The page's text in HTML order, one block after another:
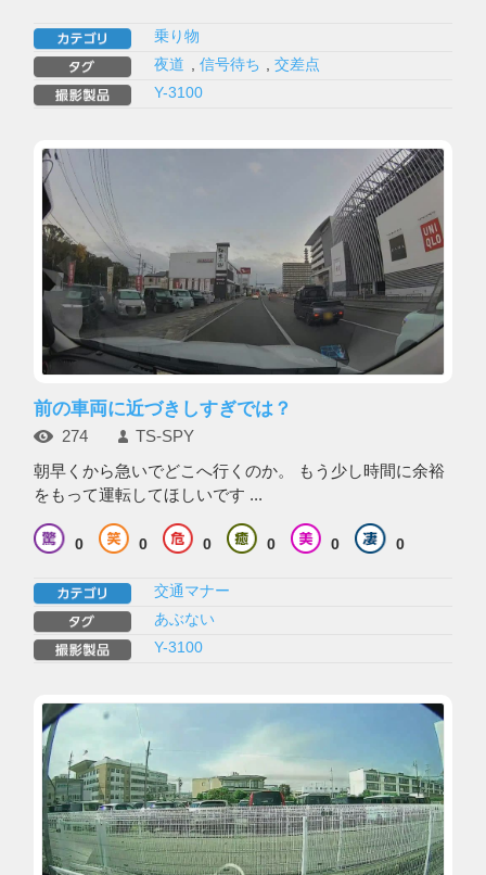
乗り物
夜道
信号待ち ,交差点
Y-3100
前の車両に近づきしすぎでは？
274 TS-SPY
朝早くから急いでどこへ行くのか。 もう少し時間に余裕
をもって運転してほしいです ...
0 0 0 0 0 0
交通マナー
あぶない
Y-3100